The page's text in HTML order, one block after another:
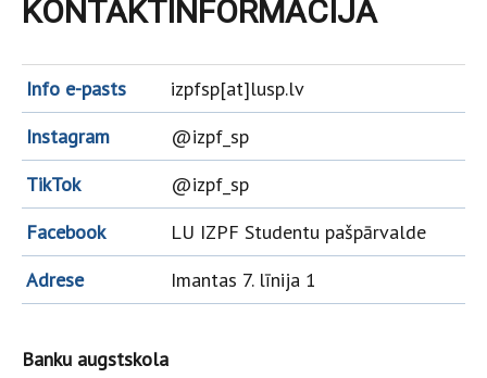
KONTAKTINFORMĀCIJA
Info e-pasts
izpfsp[at]lusp.lv
Instagram
@izpf_sp
TikTok
@izpf_sp
Facebook
LU IZPF Studentu pašpārvalde
Adrese
Imantas 7. līnija 1
Banku augstskola